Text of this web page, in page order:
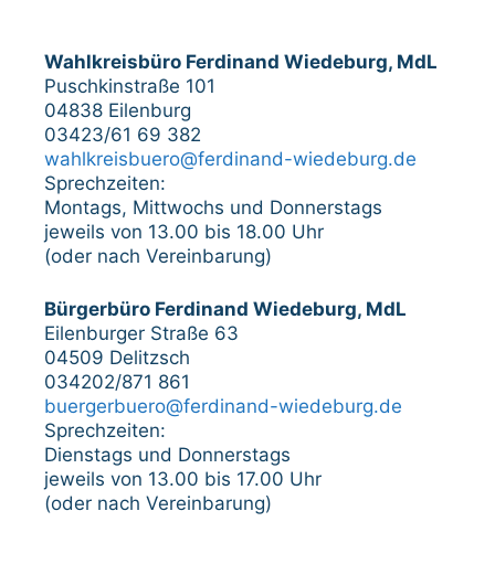
Wahlkreisbüro Ferdinand Wiedeburg, MdL
Puschkinstraße 101
04838 Eilenburg
03423/61 69 382
wahlkreisbuero@ferdinand-wiedeburg.de
Sprechzeiten:
Montags, Mittwochs und Donnerstags
jeweils von 13.00 bis 18.00 Uhr
(oder nach Vereinbarung)
Bürgerbüro Ferdinand Wiedeburg, MdL
Eilenburger Straße 63
04509 Delitzsch
034202/871 861
buergerbuero@ferdinand-wiedeburg.de
Sprechzeiten:
Dienstags und Donnerstags
jeweils von 13.00 bis 17.00 Uhr
(oder nach Vereinbarung)